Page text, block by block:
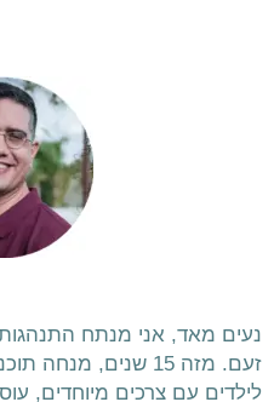
זעם.